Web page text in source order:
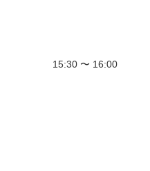
15:30 〜 16:00